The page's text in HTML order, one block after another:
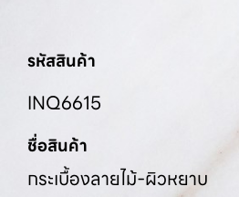
รหัสสินค้า
INQ6615
ชื่อสินค้า
กระเบื้องลายไม้-ผิวหยาบ